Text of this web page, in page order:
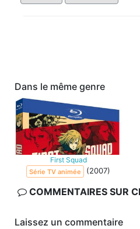
Dans le même genre
First Squad
Série TV animée (2007)
COMMENTAIRES SUR
Laissez un commentaire